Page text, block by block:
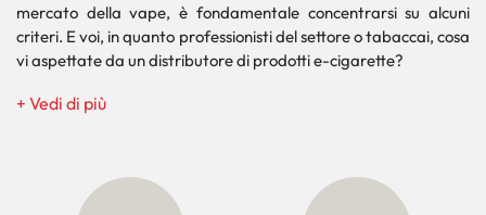
mercato della vape, è fondamentale concentrarsi su alcuni
criteri. E voi, in quanto professionisti del settore o tabaccai, cosa
vi aspettate da un distributore di prodotti e-cigarette?